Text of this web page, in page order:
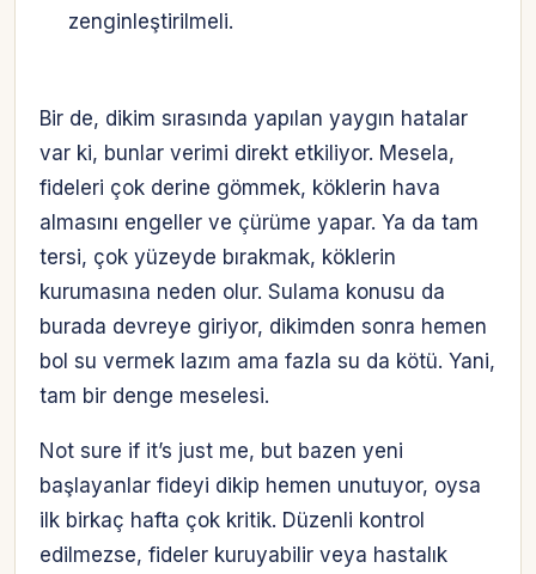
zenginleştirilmeli.
Bir de, dikim sırasında yapılan yaygın hatalar
var ki, bunlar verimi direkt etkiliyor. Mesela,
fideleri çok derine gömmek, köklerin hava
almasını engeller ve çürüme yapar. Ya da tam
tersi, çok yüzeyde bırakmak, köklerin
kurumasına neden olur. Sulama konusu da
burada devreye giriyor, dikimden sonra hemen
bol su vermek lazım ama fazla su da kötü. Yani,
tam bir denge meselesi.
Not sure if it’s just me, but bazen yeni
başlayanlar fideyi dikip hemen unutuyor, oysa
ilk birkaç hafta çok kritik. Düzenli kontrol
edilmezse, fideler kuruyabilir veya hastalık